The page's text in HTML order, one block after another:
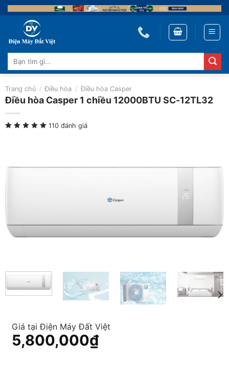
Skip
to
content
Tìm
kiếm:
Trang chủ / Điều hòa / Điều hòa Casper
Điều hòa Casper 1 chiều 12000BTU SC-12TL32
110 đánh giá
Giá tại Điện Máy Đất Việt
5,800,000₫